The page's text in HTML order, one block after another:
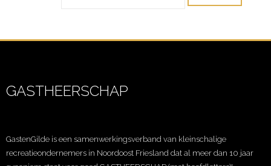
GASTHEERSCHAP
GastenGilde is een samenwerkingsverband van kleinschalige
recreatieondernemers in Noordoost Friesland dat al meer dan 10 jaar